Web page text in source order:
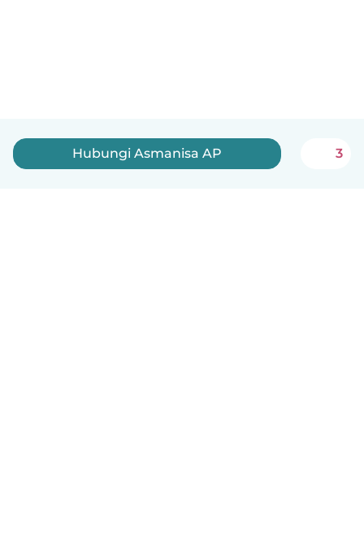
Hubungi Asmanisa AP 3